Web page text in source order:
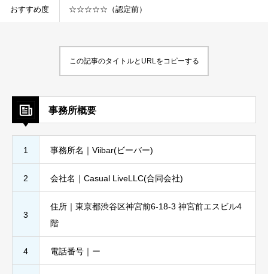
おすすめ度 ☆☆☆☆☆（認定前）
この記事のタイトルとURLをコピーする
事務所概要
1 事務所名｜Viibar(ビーバー)
2 会社名｜Casual LiveLLC(合同会社)
3
住所｜東京都渋谷区神宮前6-18-3 神宮前エスビル4
階
4 電話番号｜ー